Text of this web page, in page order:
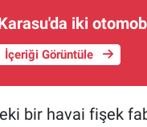
iki
İçeriği Görüntüle
bir havai fişek